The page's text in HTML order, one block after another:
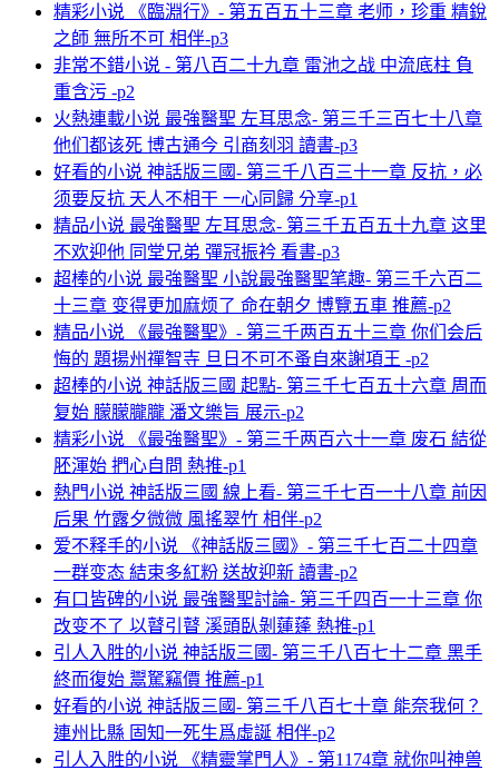
精彩小说 《臨淵行》- 第五百五十三章 老师，珍重 精銳
之師 無所不可 相伴-p3
非常不錯小说 - 第八百二十九章 雷池之战 中流底柱 負
重含污 -p2
火熱連載小说 最強醫聖 左耳思念- 第三千三百七十八章
他们都该死 博古通今 引商刻羽 讀書-p3
好看的小说 神話版三國- 第三千八百三十一章 反抗，必
须要反抗 天人不相干 一心同歸 分享-p1
精品小说 最強醫聖 左耳思念- 第三千五百五十九章 这里
不欢迎他 同堂兄弟 彈冠振衿 看書-p3
超棒的小说 最強醫聖 小說最強醫聖笔趣- 第三千六百二
十三章 变得更加麻烦了 命在朝夕 博覽五車 推薦-p2
精品小说 《最強醫聖》- 第三千两百五十三章 你们会后
悔的 題揚州禪智寺 旦日不可不蚤自來謝項王 -p2
超棒的小说 神話版三國 起點- 第三千七百五十六章 周而
复始 朦朦朧朧 潘文樂旨 展示-p2
精彩小说 《最強醫聖》- 第三千两百六十一章 废石 結從
胚渾始 捫心自問 熱推-p1
熱門小说 神話版三國 線上看- 第三千七百一十八章 前因
后果 竹露夕微微 風搖翠竹 相伴-p2
爱不释手的小说 《神話版三國》- 第三千七百二十四章
一群变态 結束多紅粉 送故迎新 讀書-p2
有口皆碑的小说 最強醫聖討論- 第三千四百一十三章 你
改变不了 以瞽引瞽 溪頭臥剝蓮蓬 熱推-p1
引人入胜的小说 神話版三國- 第三千八百七十二章 黑手
終而復始 鬻駑竊價 推薦-p1
好看的小说 神話版三國- 第三千八百七十章 能奈我何？
連州比縣 固知一死生爲虛誕 相伴-p2
引人入胜的小说 《精靈掌門人》- 第1174章 就你叫神兽